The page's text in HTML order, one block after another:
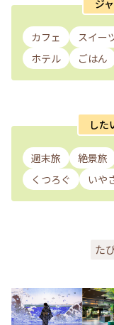
ジ
カフェ スイー
ホテル
ごはん
した
週末旅 絶景旅
くつろぐ
いや
た